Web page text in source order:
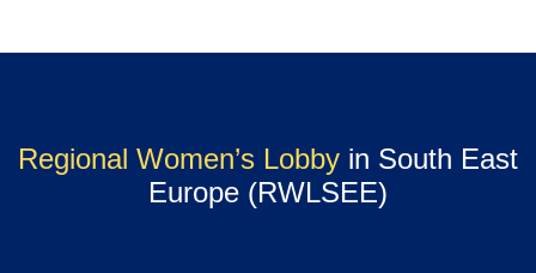
Regional Women’s Lobby in South East
Europe (RWLSEE)